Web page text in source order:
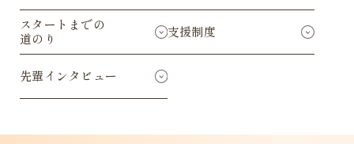
スタートまでの
道のり
支援制度
先輩インタビュー